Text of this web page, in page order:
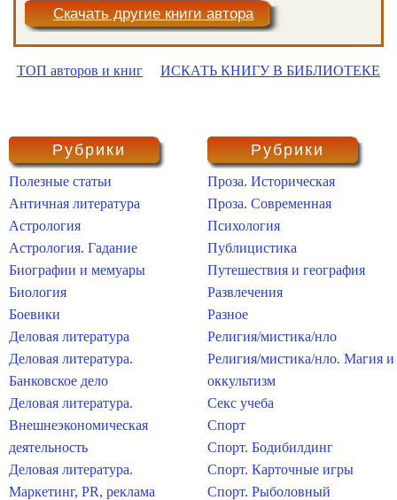
Скачать другие книги автора
ТОП авторов и книг ИСКАТЬ КНИГУ В БИБЛИОТЕКЕ
Рубрики
Полезные статьи
Античная литература
Астрология
Астрология. Гадание
Биографии и мемуары
Биология
Боевики
Деловая литература
Деловая литература.
Банковское дело
Деловая литература.
Внешнеэкономическая
деятельность
Деловая литература.
Маркетинг, PR, реклама
Рубрики
Проза. Историческая
Проза. Современная
Психология
Публицистика
Путешествия и география
Развлечения
Разное
Религия/мистика/нло
Религия/мистика/нло. Магия и
оккультизм
Секс учеба
Спорт
Спорт. Бодибилдинг
Спорт. Карточные игры
Спорт. Рыболовный